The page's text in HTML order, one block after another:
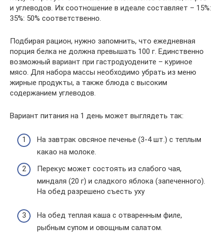
и углеводов. Их соотношение в идеале составляет – 15%:
35%: 50% соответственно.
Подбирая рацион, нужно запомнить, что ежедневная
порция белка не должна превышать 100 г. Единственно
возможный вариант при гастродуодените – куриное
мясо. Для набора массы необходимо убрать из меню
жирные продукты, а также блюда с высоким
содержанием углеводов.
Вариант питания на 1 день может выглядеть так:
На завтрак овсяное печенье (3-4 шт.) с теплым
какао на молоке.
Перекус может состоять из слабого чая,
миндаля (20 г) и сладкого яблока (запеченного).
На обед разрешено съесть уху
На обед теплая каша с отваренным филе,
рыбным супом и овощным салатом.